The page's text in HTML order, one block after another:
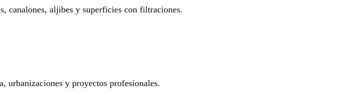
canalones, aljibes y superficies con filtraciones.
urbanizaciones y proyectos profesionales.